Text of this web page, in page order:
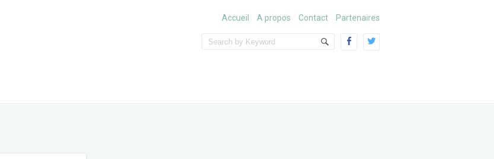
Accueil A propos Contact Partenaires